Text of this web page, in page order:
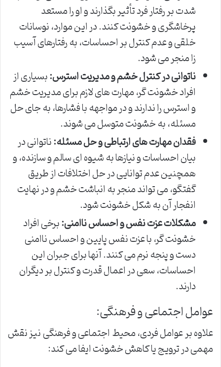
شدت بر رفتار فرد تأثیر بگذارند و او را مستعد
پرخاشگری و خشونت کنند. در این موارد، نوسانات
خلقی و عدم کنترل بر احساسات، به رفتارهای آسیب
زا منجر می شود.
ناتوانی در کنترل خشم و مدیریت استرس:بسیاری از
افراد خشونت گر، مهارت های لازم برای مدیریت خشم
و استرس را ندارند و در مواجهه با فشارها، به جای حل
مسئله، به خشونت متوسل می شوند.
فقدان مهارت های ارتباطی و حل مسئله:ناتوانی در
بیان احساسات و نیازها به شیوه ای سالم و سازنده، و
همچنین عدم توانایی در حل اختلافات از طریق
گفتگو، می تواند منجر به انباشت خشم و در نهایت
انفجار آن به شکل خشونت شود.
مشکلات عزت نفس و احساس ناامنی:برخی افراد
خشونت گر، با عزت نفس پایین و احساس ناامنی
دست و پنجه نرم می کنند. آنها برای جبران این
احساسات، سعی در اعمال قدرت و کنترل بر دیگران
دارند.
عوامل اجتماعی و فرهنگی:
علاوه بر عوامل فردی، محیط اجتماعی و فرهنگی نیز نقش
مهمی در ترویج یا کاهش خشونت ایفا می کند: